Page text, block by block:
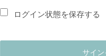
ログイン状態を保存する
サイン